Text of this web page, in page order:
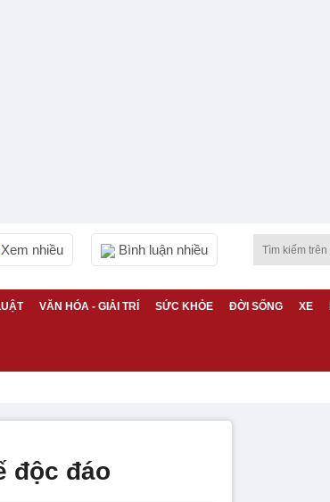
Xem nhiều Bình luận nhiều
VĂN HÓA - GIẢI TRÍ SỨC KHỎE ĐỜI SỐNG XE
độc đáo